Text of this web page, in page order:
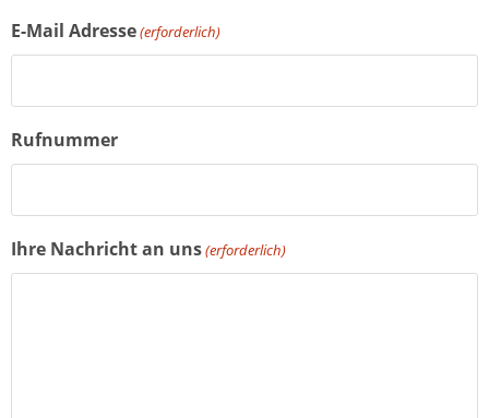
E-Mail Adresse(erforderlich)
Rufnummer
Ihre Nachricht an uns(erforderlich)